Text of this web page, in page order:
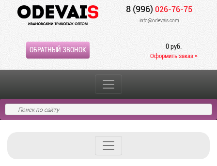
8 (996) 026-76-75
info@odevais.com
ОБРАТНЫЙ ЗВОНОК 0 руб.
Оформить заказ »